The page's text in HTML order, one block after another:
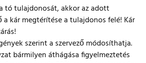
tó tulajdonosát, akkor az adott
kár megtérítése a tulajdonos felé! Kár
szerint a szervező módosíthatja.
bármilyen áthágása figyelmeztetés